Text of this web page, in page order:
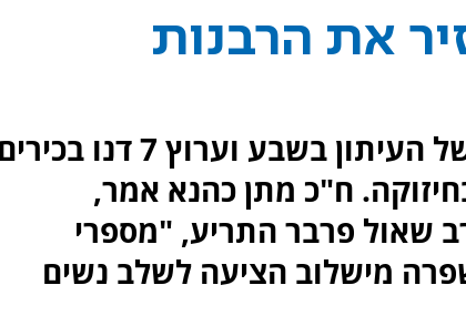
את הרבנות
במהלך פאנל בכנס ירושלים ה-22 של העיתון בשבע וערוץ 7 דנו
ח"כ מתן כהנא אמר,
שאול פרבר התריע, "מספרי
מישלוב הציעה לשלב נשים